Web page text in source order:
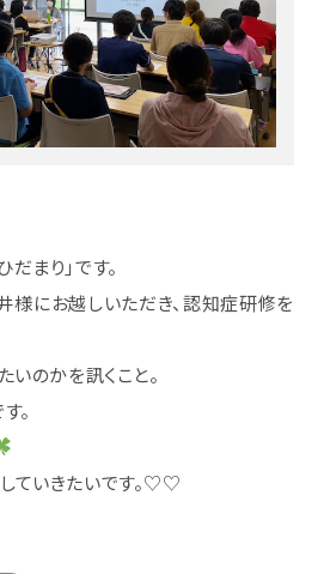
まり」です。
様にお越しいただき、認知症研修を
いのかを訊くこと。
。
ていきたいです。♡♡